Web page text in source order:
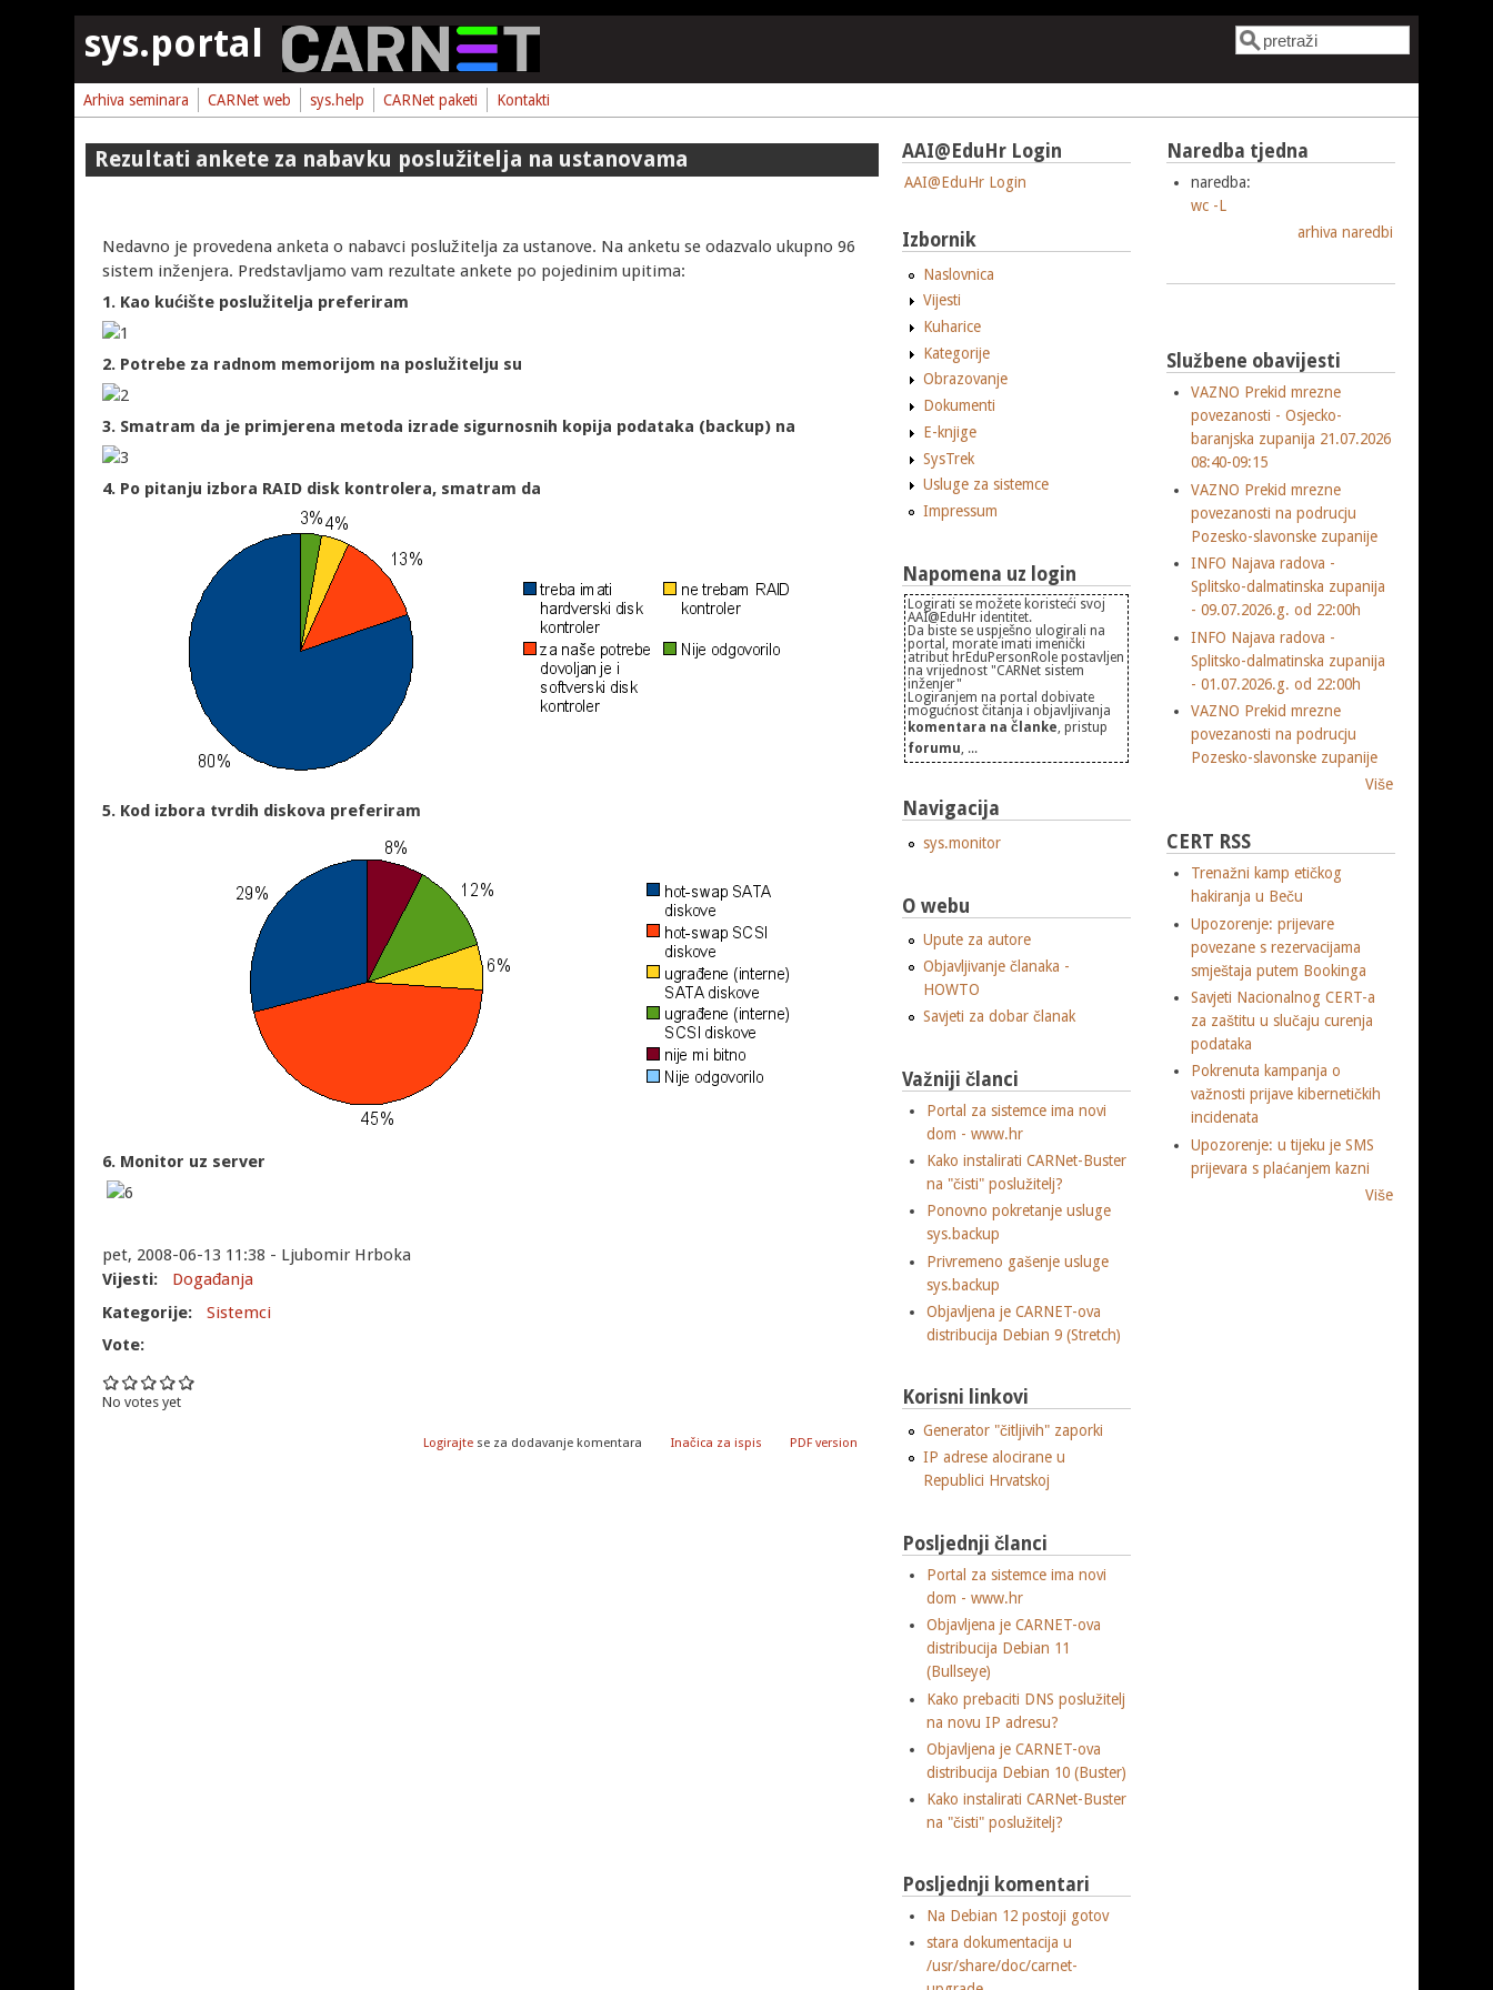
sys.portal Obrazac pretrage
Pretraga
Arhiva seminara CARNet web sys.help CARNet paketi Kontakti
Rezultati ankete za nabavku poslužitelja na ustanovama
Nedavno je provedena anketa o nabavci poslužitelja za ustanove. Na anketu se odazvalo ukupno 96
sistem inženjera. Predstavljamo vam rezultate ankete po pojedinim upitima:
1. Kao kućište poslužitelja preferiram
2. Potrebe za radnom memorijom na poslužitelju su
3. Smatram da je primjerena metoda izrade sigurnosnih kopija podataka (backup) na
4. Po pitanju izbora RAID disk kontrolera, smatram da
5. Kod izbora tvrdih diskova preferiram
6. Monitor uz server
pet, 2008-06-13 11:38 - Ljubomir Hrboka
Vijesti:
Događanja
Kategorije:
Sistemci
Vote:
No votes yet
Logirajte se za dodavanje komentara Inačica za ispis PDF version
AAI@EduHr Login
AAI@EduHr Login
Izbornik
Naslovnica
Vijesti
Kuharice
Kategorije
Obrazovanje
Dokumenti
E-knjige
SysTrek
Usluge za sistemce
Impressum
Napomena uz login
Logirati se možete koristeći svoj
AAI@EduHr identitet.
Da biste se uspješno ulogirali na
portal, morate imati imenički
atribut hrEduPersonRole postavljen
na vrijednost "CARNet sistem
inženjer"
Logiranjem na portal dobivate
mogućnost čitanja i objavljivanja
komentara na članke, pristup
forumu, ...
Navigacija
sys.monitor
O webu
Upute za autore
Objavljivanje članaka -
HOWTO
Savjeti za dobar članak
Važniji članci
Portal za sistemce ima novi
dom - www.hr
Kako instalirati CARNet-Buster
na "čisti" poslužitelj?
Ponovno pokretanje usluge
sys.backup
Privremeno gašenje usluge
sys.backup
Objavljena je CARNET-ova
distribucija Debian 9 (Stretch)
Korisni linkovi
Generator "čitljivih" zaporki
IP adrese alocirane u
Republici Hrvatskoj
Posljednji članci
Portal za sistemce ima novi
dom - www.hr
Objavljena je CARNET-ova
distribucija Debian 11
(Bullseye)
Kako prebaciti DNS poslužitelj
na novu IP adresu?
Objavljena je CARNET-ova
distribucija Debian 10 (Buster)
Kako instalirati CARNet-Buster
na "čisti" poslužitelj?
Posljednji komentari
Na Debian 12 postoji gotov
stara dokumentacija u
/usr/share/doc/carnet-
Naredba tjedna
naredba:
wc -L
arhiva naredbi
Službene obavijesti
VAZNO Prekid mrezne
povezanosti - Osjecko-
baranjska zupanija 21.07.2026
08:40-09:15
VAZNO Prekid mrezne
povezanosti na podrucju
Pozesko-slavonske zupanije
INFO Najava radova -
Splitsko-dalmatinska zupanija
- 09.07.2026.g. od 22:00h
INFO Najava radova -
Splitsko-dalmatinska zupanija
- 01.07.2026.g. od 22:00h
VAZNO Prekid mrezne
povezanosti na podrucju
Pozesko-slavonske zupanije
Više
CERT RSS
Trenažni kamp etičkog
hakiranja u Beču
Upozorenje: prijevare
povezane s rezervacijama
smještaja putem Bookinga
Savjeti Nacionalnog CERT-a
za zaštitu u slučaju curenja
podataka
Pokrenuta kampanja o
važnosti prijave kibernetičkih
incidenata
Upozorenje: u tijeku je SMS
prijevara s plaćanjem kazni
Više